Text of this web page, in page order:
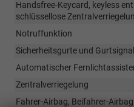
Handsfree-Keycard, keyless
schlüssellose
Notruffunktion
Sicherheitsgurte und
Automatischer
Zentralverriegelung
Fahrer-Airbag, Beifahrer-